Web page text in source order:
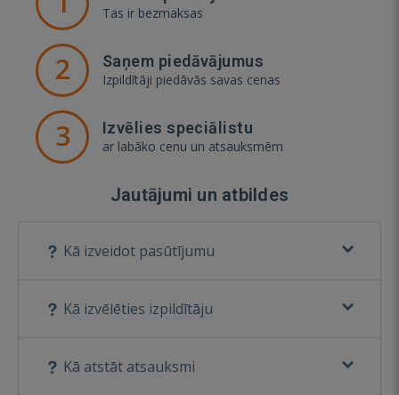
Tas ir bezmaksas
2 Saņem piedāvājumus
Izpildītāji piedāvās savas cenas
3 Izvēlies speciālistu
ar labāko cenu un atsauksmēm
Jautājumi un atbildes
Kā izveidot pasūtījumu
Kā izvēlēties izpildītāju
Kā atstāt atsauksmi